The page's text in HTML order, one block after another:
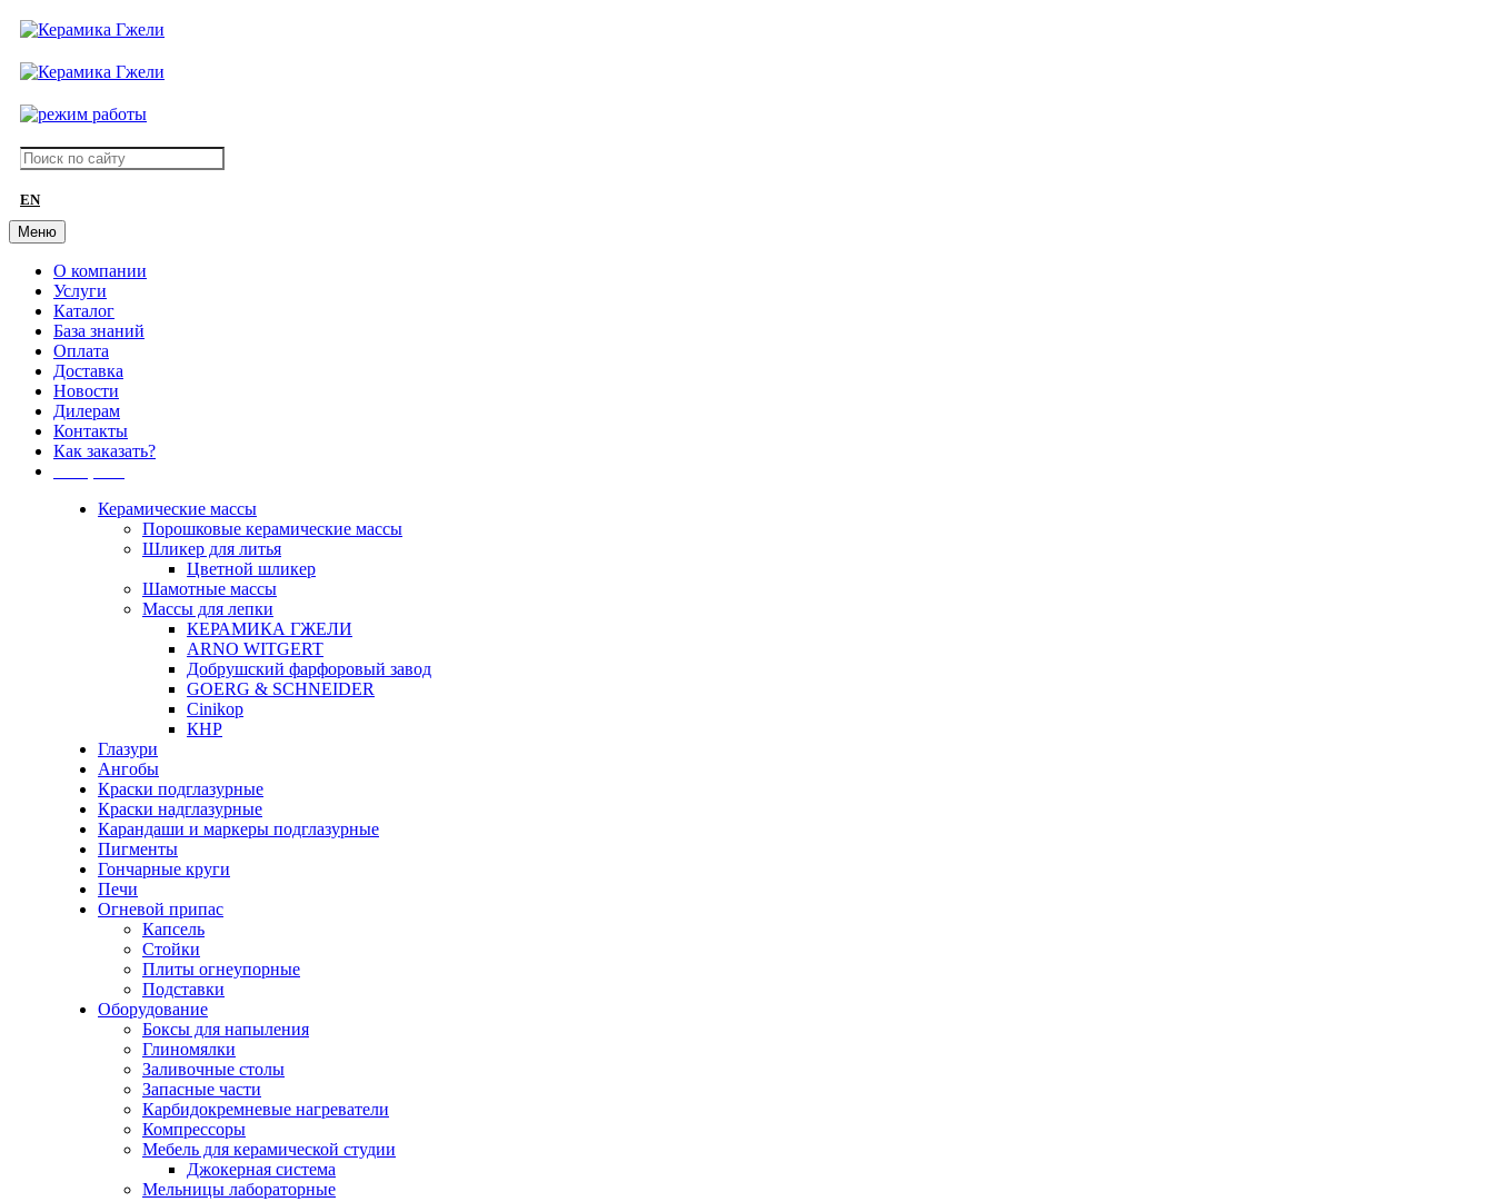
EN
Меню
О компании
Услуги
Каталог
База знаний
Оплата
Доставка
Новости
Дилерам
Контакты
Как заказать?
Керамические массы
Порошковые керамические массы
Шликер для литья
Цветной шликер
Шамотные массы
Массы для лепки
КЕРАМИКА ГЖЕЛИ
ARNO WITGERT
Добрушский фарфоровый завод
GOERG & SCHNEIDER
Cinikop
КНР
Глазури
Ангобы
Краски подглазурные
Краски надглазурные
Карандаши и маркеры подглазурные
Пигменты
Гончарные круги
Печи
Огневой припас
Капсель
Стойки
Плиты огнеупорные
Подставки
Оборудование
Боксы для напыления
Глиномялки
Заливочные столы
Запасные части
Карбидокремневые нагреватели
Компрессоры
Мебель для керамической студии
Джокерная система
Мельницы лабораторные